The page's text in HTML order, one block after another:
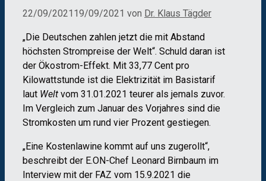
22/09/2021 19/09/2021 von Dr. Klaus Tägder
„Die Deutschen zahlen jetzt die mit Abstand
höchsten Strompreise der Welt“. Schuld daran ist
der Ökostrom-Effekt. Mit 33,77 Cent pro
Kilowattstunde ist die Elektrizität im Basistarif
laut Welt vom 31.01.2021 teurer als jemals zuvor.
Im Vergleich zum Januar des Vorjahres sind die
Stromkosten um rund vier Prozent gestiegen.
„Eine Kostenlawine kommt auf uns zugerollt“,
beschreibt der E.ON-Chef Leonard Birnbaum im
Interview mit der FAZ vom 15.9.2021 die